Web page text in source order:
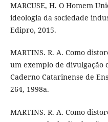
MARCUSE, H. O Homem
ideologia da sociedade
Edipro, 2015.
MARTINS. R. A. Como
um exemplo de divulgação
Caderno Catarinense de
264, 1998a.
MARTINS. R. A. Como